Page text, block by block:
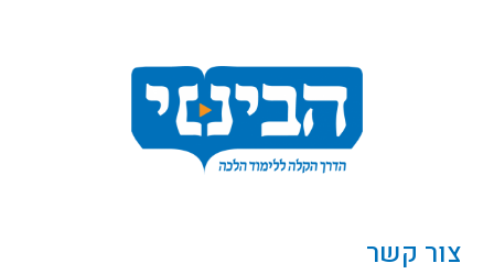
צור קשר